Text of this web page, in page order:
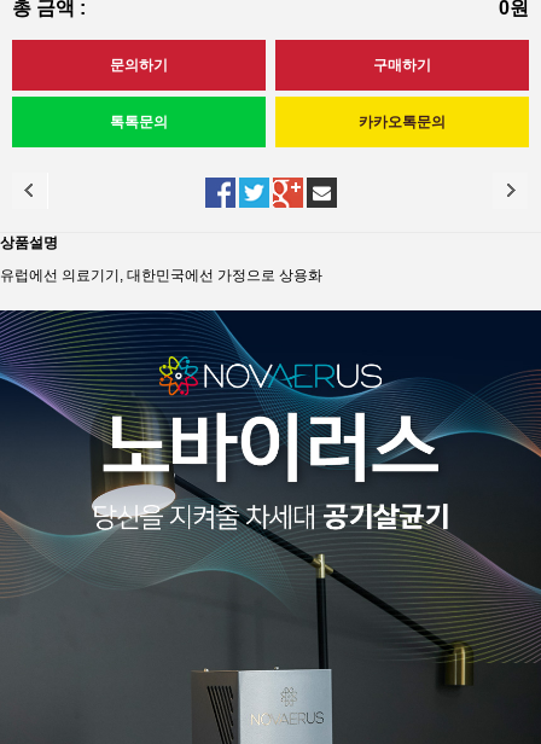
총 금액 : 0원
상품설명
유럽에선 의료기기, 대한민국에선 가정으로 상용화